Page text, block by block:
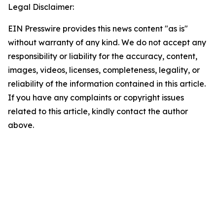
Legal Disclaimer:
EIN Presswire provides this news content "as is"
without warranty of any kind. We do not accept any
responsibility or liability for the accuracy, content,
images, videos, licenses, completeness, legality, or
reliability of the information contained in this article.
If you have any complaints or copyright issues
related to this article, kindly contact the author
above.